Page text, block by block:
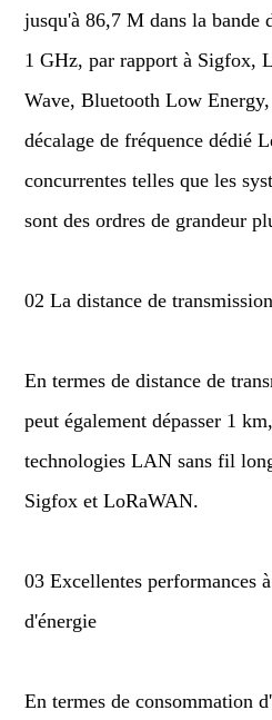
jusqu'à 86,7 M dans la bande
1 GHz, par rapport à Sigfox,
Wave, Bluetooth Low
décalage de fréquence dédié
concurrentes telles que les
sont des ordres de grandeur
02 La distance de
En termes de distance de
peut également dépasser 1
technologies LAN sans fil
Sigfox et LoRaWAN.
03 Excellentes performances
d'énergie
En termes de consommation